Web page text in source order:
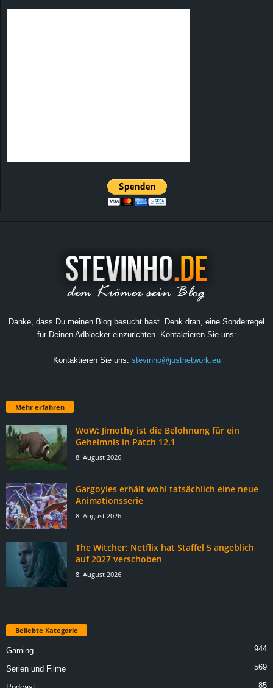
Danke, dass Du meinen Blog besucht hast. Denk dran, eine Sonderregel
für Deinen Adblocker einzurichten. Kontaktieren Sie uns:
Kontaktieren Sie uns: stevinho@justnetwork.eu
Mehr erfahren
WoW: Jimothy ist die Belohnung für ein
Geheimnis in Patch 12.1
8. August 2026
Gargoyles erhält wohl tatsächlich eine neue
Animationsserie
8. August 2026
The Witcher: Netflix hat Staffel 5 angeblich
auf 2027 verschoben
8. August 2026
Beliebte Kategorie
Gaming 944
Serien und Filme 569
85